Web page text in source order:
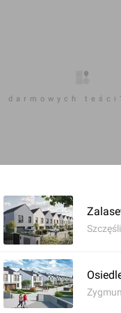
darmowych teści?